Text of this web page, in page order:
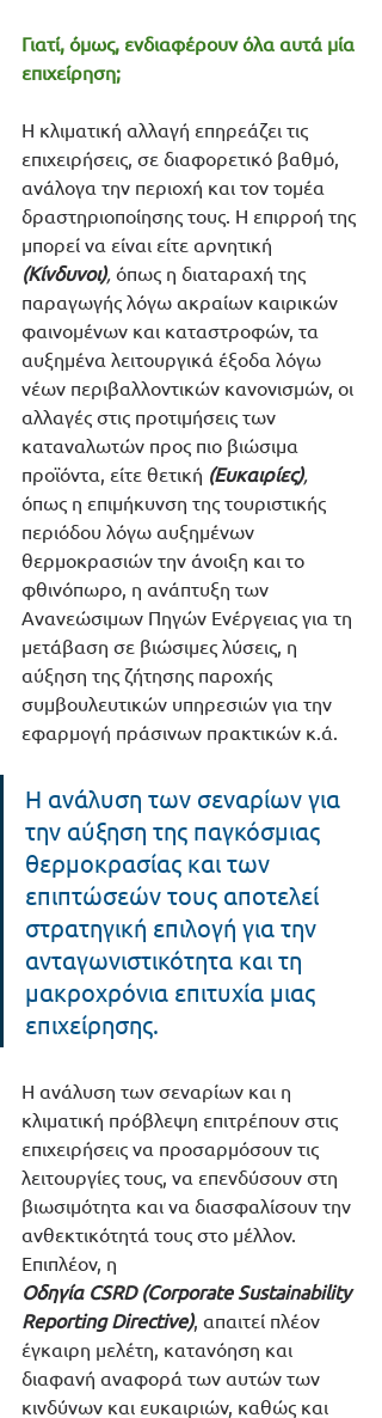
Γιατί, όμως, ενδιαφέρουν όλα αυτά μία
επιχείρηση;
Η κλιματική αλλαγή επηρεάζει τις
επιχειρήσεις, σε διαφορετικό βαθμό,
ανάλογα την περιοχή και τον τομέα
δραστηριοποίησης τους. Η επιρροή της
μπορεί να είναι είτε αρνητική
(Κίνδυνοι), όπως η διαταραχή της
παραγωγής λόγω ακραίων καιρικών
φαινομένων και καταστροφών, τα
αυξημένα λειτουργικά έξοδα λόγω
νέων περιβαλλοντικών κανονισμών, οι
αλλαγές στις προτιμήσεις των
καταναλωτών προς πιο βιώσιμα
προϊόντα, είτε θετική (Ευκαιρίες),
όπως η επιμήκυνση της τουριστικής
περιόδου λόγω αυξημένων
θερμοκρασιών την άνοιξη και το
φθινόπωρο, η ανάπτυξη των
Ανανεώσιμων Πηγών Ενέργειας για τη
μετάβαση σε βιώσιμες λύσεις, η
αύξηση της ζήτησης παροχής
συμβουλευτικών υπηρεσιών για την
εφαρμογή πράσινων πρακτικών κ.ά.
Η ανάλυση των σεναρίων για
την αύξηση της παγκόσμιας
θερμοκρασίας και των
επιπτώσεών τους αποτελεί
στρατηγική επιλογή για την
ανταγωνιστικότητα και τη
μακροχρόνια επιτυχία μιας
επιχείρησης.
Η ανάλυση των σεναρίων και η
κλιματική πρόβλεψη επιτρέπουν στις
επιχειρήσεις να προσαρμόσουν τις
λειτουργίες τους, να επενδύσουν στη
βιωσιμότητα και να διασφαλίσουν την
ανθεκτικότητά τους στο μέλλον.
Επιπλέον, η
Οδηγία CSRD (Corporate Sustainability
Reporting Directive), απαιτεί πλέον
έγκαιρη μελέτη, κατανόηση και
διαφανή αναφορά των αυτών των
κινδύνων και ευκαιριών, καθώς και